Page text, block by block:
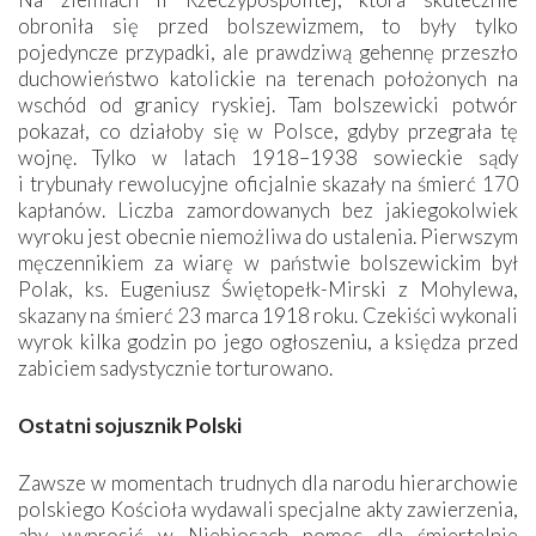
obroniła się przed bolszewizmem, to były tylko
pojedyncze przypadki, ale prawdziwą gehennę przeszło
duchowieństwo katolickie na terenach położonych na
wschód od granicy ryskiej. Tam bolszewicki potwór
pokazał, co działoby się w Polsce, gdyby przegrała tę
wojnę. Tylko w latach 1918–1938 sowieckie sądy
i trybunały rewolucyjne oficjalnie skazały na śmierć 170
kapłanów. Liczba zamordowanych bez jakiegokolwiek
wyroku jest obecnie niemożliwa do ustalenia. Pierwszym
męczennikiem za wiarę w państwie bolszewickim był
Polak, ks. Eugeniusz Świętopełk-Mirski z Mohylewa,
skazany na śmierć 23 marca 1918 roku. Czekiści wykonali
wyrok kilka godzin po jego ogłoszeniu, a księdza przed
zabiciem sadystycznie torturowano.
Ostatni sojusznik Polski
Zawsze w momentach trudnych dla narodu hierarchowie
polskiego Kościoła wydawali specjalne akty zawierzenia,